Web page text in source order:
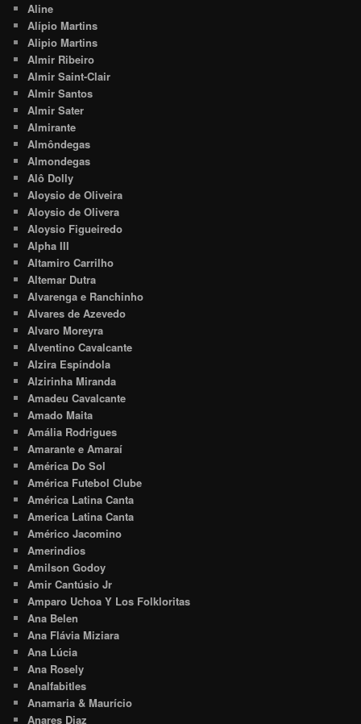
Aline
Alípio Martins
Alipio Martins
Almir Ribeiro
Almir Saint-Clair
Almir Santos
Almir Sater
Almirante
Almôndegas
Almondegas
Alô Dolly
Aloysio de Oliveira
Aloysio de Olivera
Aloysio Figueiredo
Alpha III
Altamiro Carrilho
Altemar Dutra
Alvarenga e Ranchinho
Alvares de Azevedo
Alvaro Moreyra
Alventino Cavalcante
Alzira Espíndola
Alzirinha Miranda
Amadeu Cavalcante
Amado Maita
Amália Rodrigues
Amarante e Amaraí
América Do Sol
América Futebol Clube
América Latina Canta
America Latina Canta
Américo Jacomino
Amerindios
Amilson Godoy
Amir Cantúsio Jr
Amparo Uchoa Y Los Folkloritas
Ana Belen
Ana Flávia Miziara
Ana Lúcia
Ana Rosely
Analfabitles
Anamaria & Maurício
Anares Diaz